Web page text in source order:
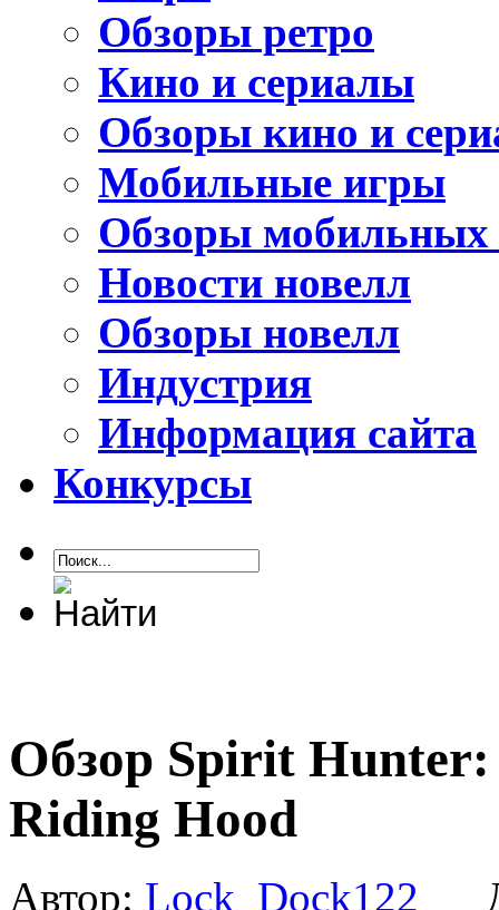
Обзоры ретро
Кино и сериалы
Обзоры кино и
Мобильные игры
Обзоры мобильных
Новости новелл
Обзоры новелл
Индустрия
Информация сайта
Конкурсы
Обзор Spirit
Riding Hood
Автор: Lock_Dock122